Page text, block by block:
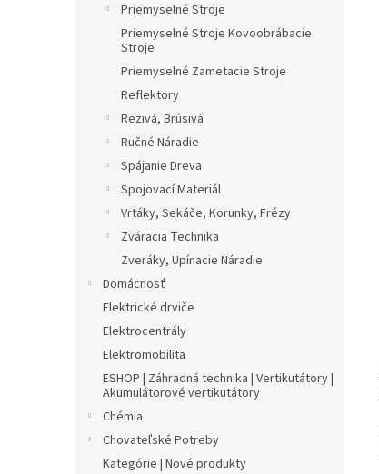
Priemyselné Stroje
Priemyselné Stroje Kovoobrábacie
Stroje
Priemyselné Zametacie Stroje
Reflektory
Rezivá, Brúsivá
Ručné Náradie
Spájanie Dreva
Spojovací Materiál
Vrtáky, Sekáče, Korunky, Frézy
Zváracia Technika
Zveráky, Upínacie Náradie
Domácnosť
Elektrické drviče
Elektrocentrály
Elektromobilita
ESHOP | Záhradná technika | Vertikutátory |
Akumulátorové vertikutátory
Chémia
Chovateľské Potreby
Kategórie | Nové produkty